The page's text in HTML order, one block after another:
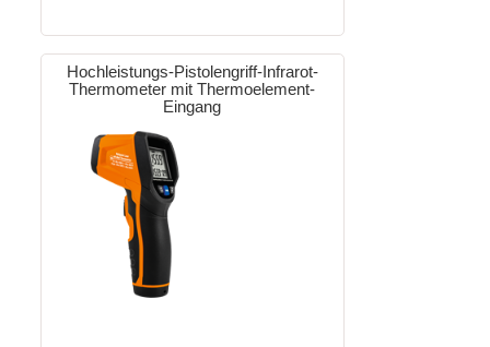
Hochleistungs-Pistolengriff-Infrarot-
Thermometer mit Thermoelement-
Eingang